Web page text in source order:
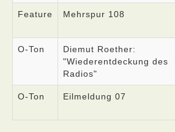
Feature Mehrspur 108
O-Ton
Diemut Roether:
"Wiederentdeckung des
Radios"
O-Ton Eilmeldung 07